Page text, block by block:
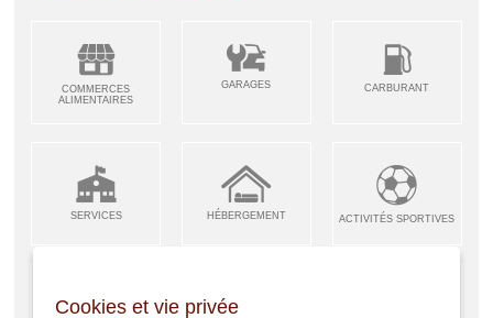
COMMERCES
ALIMENTAIRES
GARAGES CARBURANT
SERVICES HÉBERGEMENT ACTIVITÉS SPORTIVES
Cookies et vie privée